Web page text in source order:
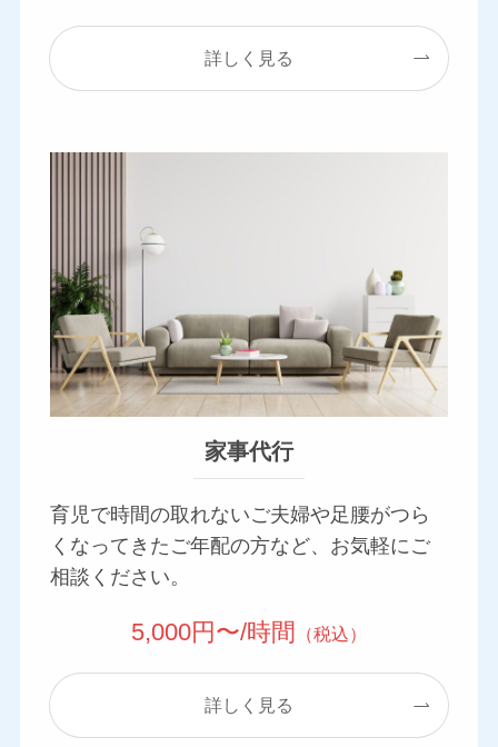
詳しく見る
家事代行
育児で時間の取れないご夫婦や足腰がつら
くなってきたご年配の方など、お気軽にご
相談ください。
5,000円〜/時間 （税込）
詳しく見る